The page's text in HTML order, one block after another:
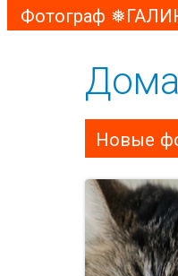
Фотограф
Новые